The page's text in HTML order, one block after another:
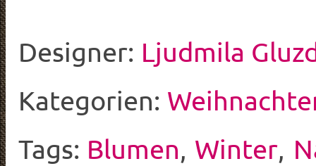
Designer: Ljudmila
Kategorien:
Tags: Blumen, Winter,